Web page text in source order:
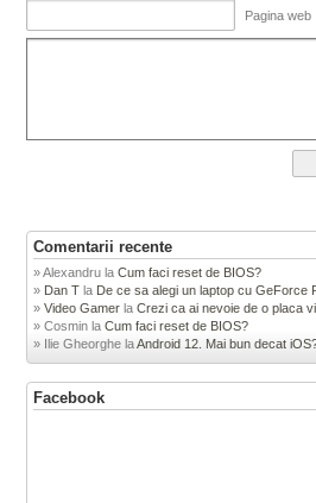
Pagina web
Comentarii recente
Alexandru laCum faci reset de BIOS?
Dan T la De ce sa alegi un laptop cu GeForce
Video Gamer laCrezi ca ai nevoie de o placa
Cosmin laCum faci reset de BIOS?
Ilie Gheorghe laAndroid 12. Mai bun decat
Facebook